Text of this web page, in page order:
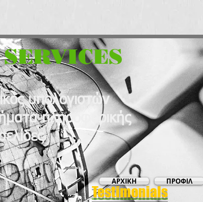
υπολογιστών
πληροφορικής
Testimonials
ΑΡΧΙΚΗ ΠΡΟΦΙΛ